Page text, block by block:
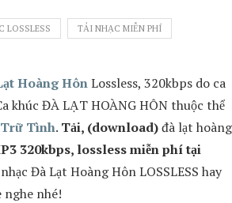
LOSSLESS TẢI NHẠC MIỄN PHÍ
Hoàng HônLossless, 320kbps do ca
khúc ĐÀ LẠT HOÀNG HÔNthuộc thể
Tình. Tải, (download)đà lạt hoàng
320kbps, lossless miễn phí tại
Đà Lạt Hoàng HônLOSSLESS hay
nghe nhé!